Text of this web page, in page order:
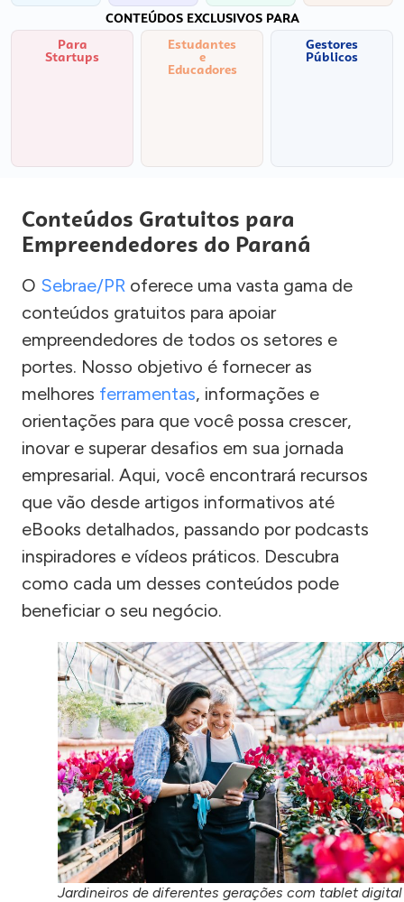
CONTEÚDOS EXCLUSIVOS PARA
Para
Startups
Estudantes
e
Educadores
Gestores
Públicos
Conteúdos Gratuitos para
Empreendedores do Paraná
O Sebrae/PR oferece uma vasta gama de
conteúdos gratuitos para apoiar
empreendedores de todos os setores e
portes. Nosso objetivo é fornecer as
melhores ferramentas, informações e
orientações para que você possa crescer,
inovar e superar desafios em sua jornada
empresarial. Aqui, você encontrará recursos
que vão desde artigos informativos até
eBooks detalhados, passando por podcasts
inspiradores e vídeos práticos. Descubra
como cada um desses conteúdos pode
beneficiar o seu negócio.
Jardineiros de diferentes gerações com tablet digital